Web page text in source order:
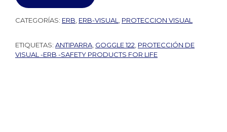
CATEGORÍAS: ERB, ERB-VISUAL, PROTECCION VISUAL
ETIQUETAS: ANTIPARRA, GOGGLE 122, PROTECCIÓN DE
VISUAL -ERB -SAFETY PRODUCTS FOR LIFE